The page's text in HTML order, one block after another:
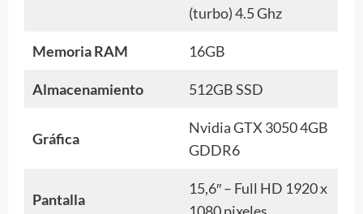
(turbo) 4.5 Ghz
Memoria RAM 16GB
Almacenamiento 512GB SSD
Gráfica
Nvidia GTX 3050 4GB
GDDR6
Pantalla
15,6″ – Full HD 1920 x